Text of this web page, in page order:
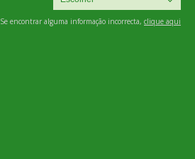
Se encontrar alguma informação incorrecta, clique aqui